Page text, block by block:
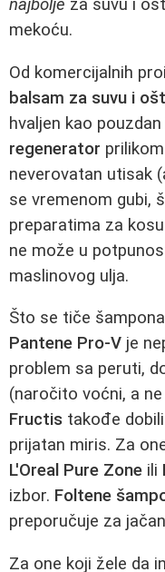
najbolje za suvu i
mekoću.
Od komercijalnih
balsam za suvu i
hvaljen kao
regenerator
neverovatan utisak
se vremenom gubi,
preparatima za
ne može u
maslinovog ulja.
Što se tiče
Pantene Pro-V je
problem sa peruti,
(naročito voćni, a
Fructis takođe
prijatan miris. Za
L'Oreal Pure Zone ili
izbor. Foltene
preporučuje za
Za one koji žele da